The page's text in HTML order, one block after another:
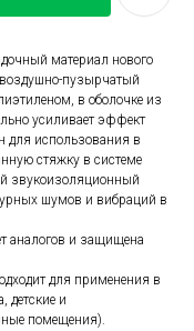
материал нового
пузырчатый
в оболочке из
усиливает эффект
для использования в
стяжку в системе
звукоизоляционный
шумов и вибраций в
аналогов и защищена
для применения в
детские и
помещения).